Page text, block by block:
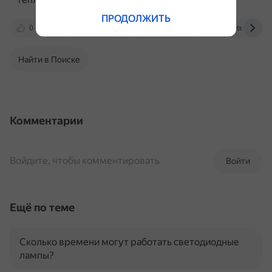
0
Найти в Поиске
Комментарии
Войти
Войдите, чтобы комментировать
Ещё по теме
Сколько времени могут работать светодиодные
лампы?
ПРОДОЛЖИТЬ